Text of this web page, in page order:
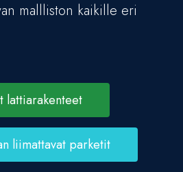
mallliston kaikille eri
lattiarakenteet
liimattavat parketit